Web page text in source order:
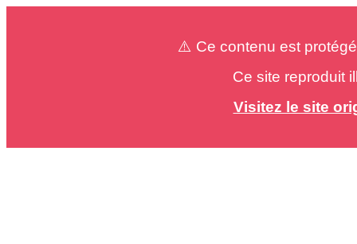
⚠️ Ce contenu est
Ce site reproduit
Visitez le site